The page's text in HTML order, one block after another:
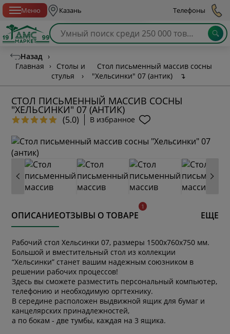
Меню Казань Телефоны
Назад ›
Главная
›
Столы и
стулья
›
Стол письменный массив сосны
"Хельсинки" 07 (антик)
↴
СТОЛ ПИСЬМЕННЫЙ МАССИВ СОСНЫ
"ХЕЛЬСИНКИ" 07 (АНТИК)
(5.0) В избранное
ОПИСАНИЕОТЗЫВЫ О ТОВАРЕ ЕЩЕ
Рабочий стол Хельсинки 07, размеры 1500х760х750 мм.
Большой и вместительный стол из коллекции
“Хельсинки” станет вашим надежным союзником в
решении рабочих процессов!
Здесь вы сможете разместить персональный компьютер,
телефонию и необходимую оргтехнику.
В середине расположен выдвижной ящик для бумаг и
канцелярских принадлежностей,
а по бокам - две тумбы, каждая на 3 ящика.